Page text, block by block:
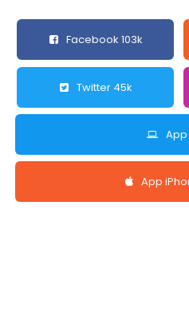
Facebook 103k
Twitter 45k
App